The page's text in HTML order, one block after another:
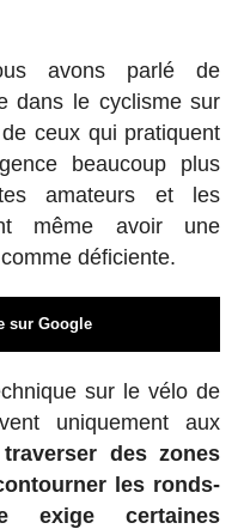
avons parlé de
dans le cyclisme sur
ceux qui pratiquent
beaucoup plus
amateurs et les
même avoir une
déficiente.
sur Google
sur le vélo de
uniquement aux
traverser des zones
les ronds-
exige certaines